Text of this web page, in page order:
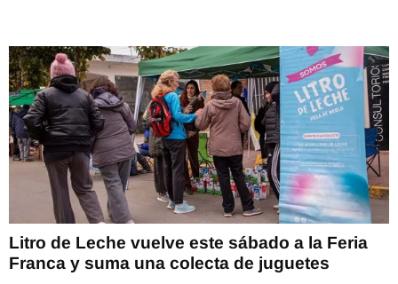
Litro de Leche vuelve este sábado a la Feria
Franca y suma una colecta de juguetes